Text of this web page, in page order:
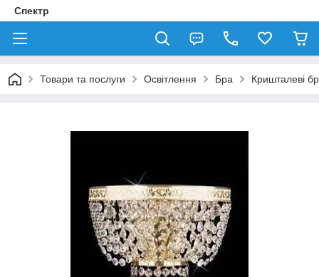
Спектр
Товари та послуги Освітлення Бра Кришталеві